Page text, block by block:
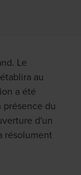
Le
au
a été
du
d'un
résolument